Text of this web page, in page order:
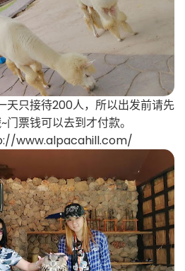
天只接待200人，所以出发前请先
门票钱可以去到才付款。
www.alpacahill.com/